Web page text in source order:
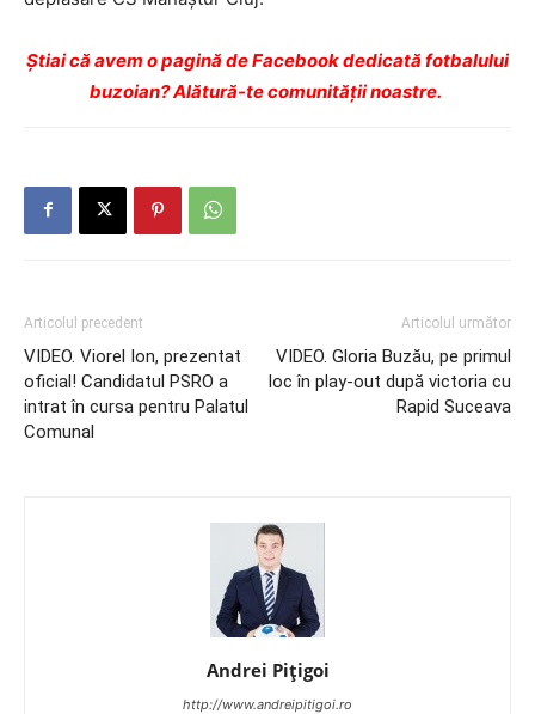
Ştiai că avem o pagină de Facebook dedicată fotbalului
buzoian? Alătură-te comunității noastre.
Articolul precedent
VIDEO. Viorel Ion, prezentat
oficial! Candidatul PSRO a
intrat în cursa pentru Palatul
Comunal
Articolul următor
VIDEO. Gloria Buzău, pe primul
loc în play-out după victoria cu
Rapid Suceava
Andrei Pițigoi
http://www.andreipitigoi.ro